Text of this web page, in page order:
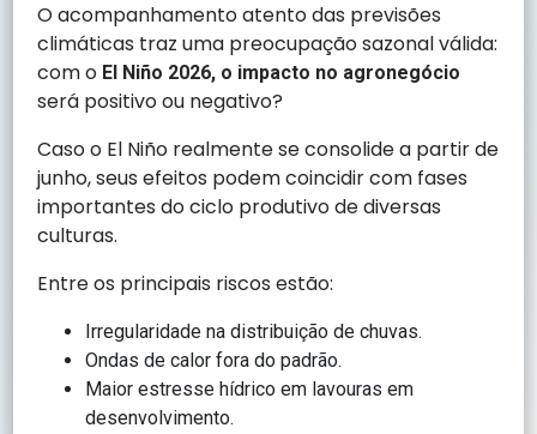
O acompanhamento atento das previsões
climáticas traz uma preocupação sazonal válida:
com o El Niño 2026, o impacto no agronegócio
será positivo ou negativo?
Caso o El Niño realmente se consolide a partir de
junho, seus efeitos podem coincidir com fases
importantes do ciclo produtivo de diversas
culturas.
Entre os principais riscos estão:
Irregularidade na distribuição de chuvas.
Ondas de calor fora do padrão.
Maior estresse hídrico em lavouras em
desenvolvimento.